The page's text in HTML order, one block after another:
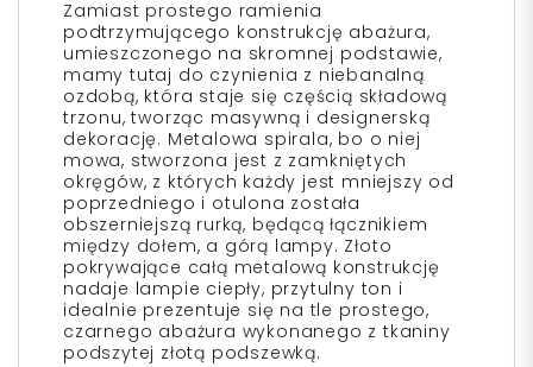
Zamiast prostego ramienia
podtrzymującego konstrukcję abażura,
umieszczonego na skromnej podstawie,
mamy tutaj do czynienia z niebanalną
ozdobą, która staje się częścią składową
trzonu, tworząc masywną i designerską
dekorację. Metalowa spirala, bo o niej
mowa, stworzona jest z zamkniętych
okręgów, z których każdy jest mniejszy od
poprzedniego i otulona została
obszerniejszą rurką, będącą łącznikiem
między dołem, a górą lampy. Złoto
pokrywające całą metalową konstrukcję
nadaje lampie ciepły, przytulny ton i
idealnie prezentuje się na tle prostego,
czarnego abażura wykonanego z tkaniny
podszytej złotą podszewką.